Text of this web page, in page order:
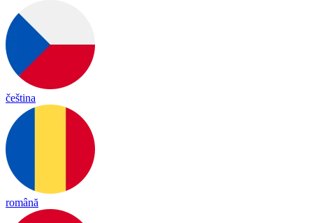
čeština
română